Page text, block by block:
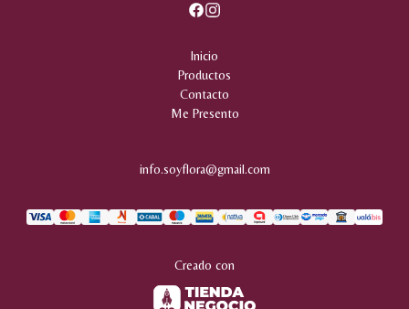
Inicio
Productos
Contacto
Me Presento
info.soyflora@gmail.com
Creado con